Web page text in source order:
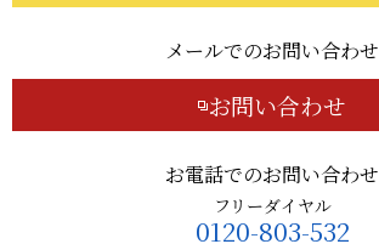
メールでのお問い合わせ
お問い合わせ
お電話でのお問い合わせ
フリーダイヤル
0120-803-532